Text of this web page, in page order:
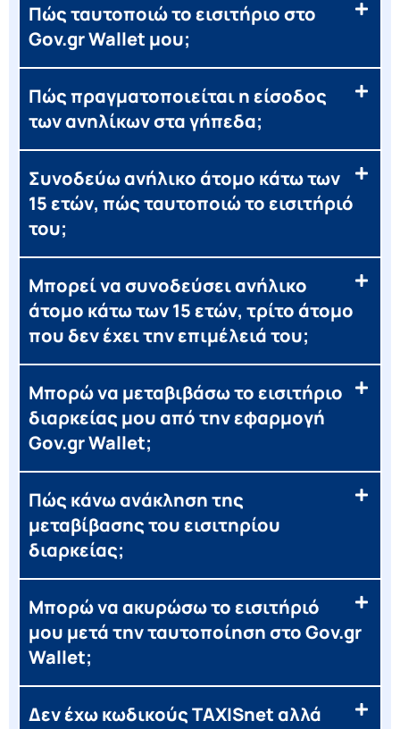
Πώς ταυτοποιώ το εισιτήριο στο
Gov.gr Wallet μου;
Πώς πραγματοποιείται η είσοδος
των ανηλίκων στα γήπεδα;
Συνοδεύω ανήλικο άτομο κάτω των
15 ετών, πώς ταυτοποιώ το εισιτήριό
του;
Μπορεί να συνοδεύσει ανήλικο
άτομο κάτω των 15 ετών, τρίτο άτομο
που δεν έχει την επιμέλειά του;
Μπορώ να μεταβιβάσω το εισιτήριο
διαρκείας μου από την εφαρμογή
Gov.gr Wallet;
Πώς κάνω ανάκληση της
μεταβίβασης του εισιτηρίου
διαρκείας;
Μπορώ να ακυρώσω το εισιτήριό
μου μετά την ταυτοποίηση στο Gov.gr
Wallet;
Δεν έχω κωδικούς TAXISnet αλλά